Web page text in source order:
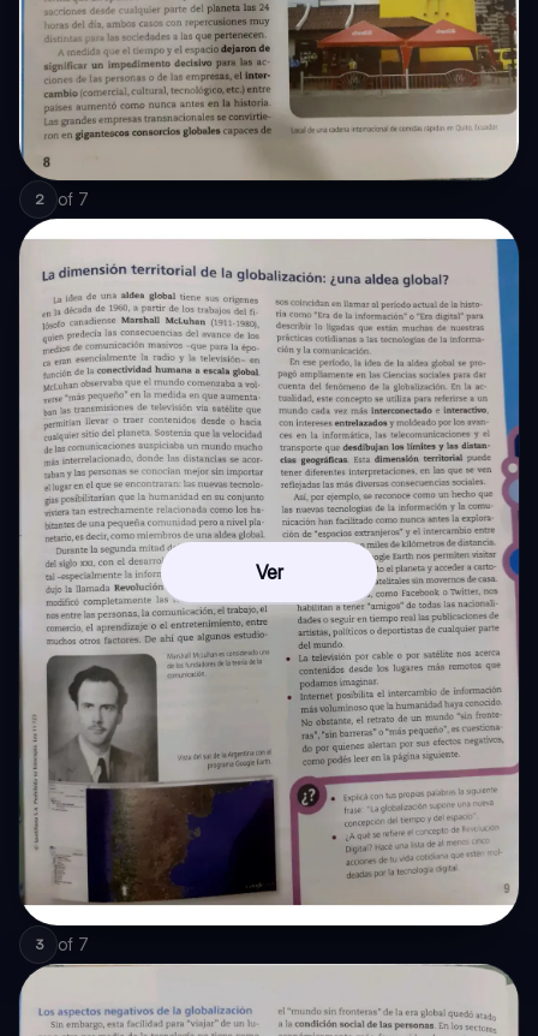
2 of 7
Ver
3 of 7